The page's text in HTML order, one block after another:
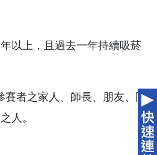
以上，且過去一年持續吸菸
賽者之家人、師長、朋友、同
人。